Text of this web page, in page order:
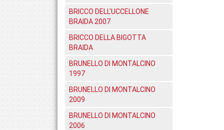
BRICCO DELL'UCCELLONE
BRAIDA 2007
BRICCO DELLA BIGOTTA
BRAIDA
BRUNELLO DI MONTALCINO
1997
BRUNELLO DI MONTALCINO
2009
BRUNELLO DI MONTALCINO
2006